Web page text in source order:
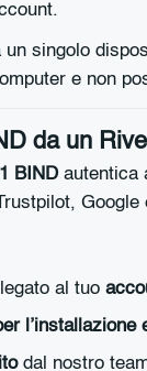
un singolo
e non
da un
BINDautentica
Google
al tuo
l’installazione
dal nostro